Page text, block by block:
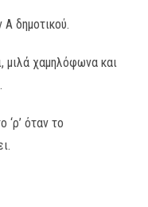
Α δημοτικού.
μιλά χαμηλόφωνα και
όταν το